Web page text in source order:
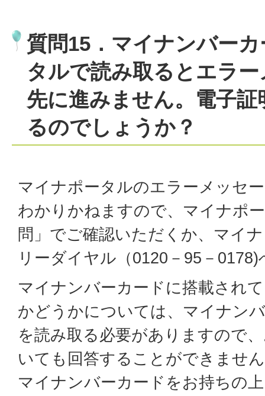
質問15．マイナンバー
タルで読み取るとエラ
先に進みません。電子
るのでしょうか？
マイナポータルのエラーメッセ
わかりかねますので、マイナポ
問」でご確認いただくか、マイ
リーダイヤル（0120－95－
マイナンバーカードに搭載され
かどうかについては、マイナン
を読み取る必要がありますので
いても回答することができませ
マイナンバーカードをお持ちの